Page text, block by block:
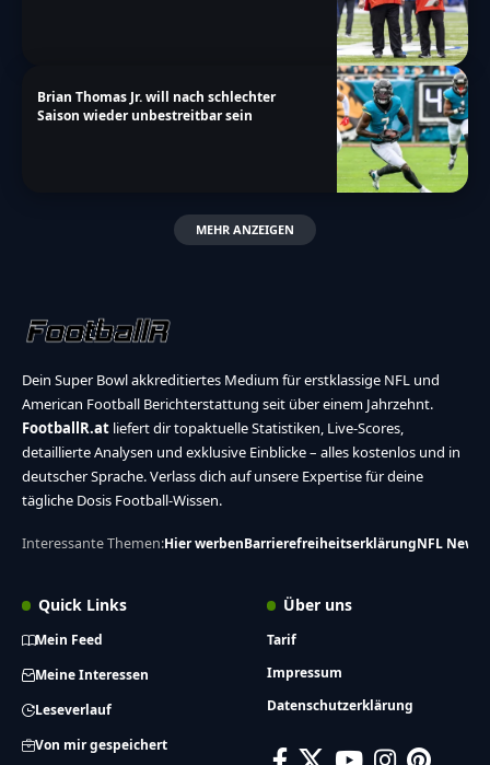
Brian Thomas Jr. will nach schlechter
Saison wieder unbestreitbar sein
MEHR ANZEIGEN
Dein Super Bowl akkreditiertes Medium für erstklassige NFL und
American Football Berichterstattung seit über einem Jahrzehnt.
FootballR.at liefert dir topaktuelle Statistiken, Live-Scores,
detaillierte Analysen und exklusive Einblicke – alles kostenlos und in
deutscher Sprache. Verlass dich auf unsere Expertise für deine
tägliche Dosis Football-Wissen.
Interessante Themen:Hier werbenBarrierefreiheitserklärungNFL News
Quick Links
Mein Feed
Meine Interessen
Leseverlauf
Von mir gespeichert
Über uns
Tarif
Impressum
Datenschutzerklärung